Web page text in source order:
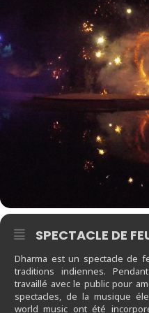
SPECTACLE DE
Dharma est un spectacle de
traditions indiennes.
travaillé avec le public pour
spectacles, de la musique
world music ont été